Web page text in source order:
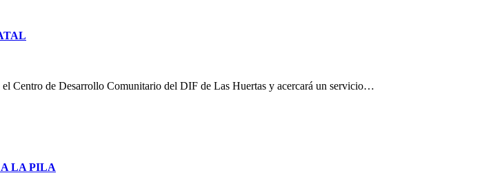
Centro de Desarrollo Comunitario del DIF de Las Huertas y acercará un servicio…
LA PILA